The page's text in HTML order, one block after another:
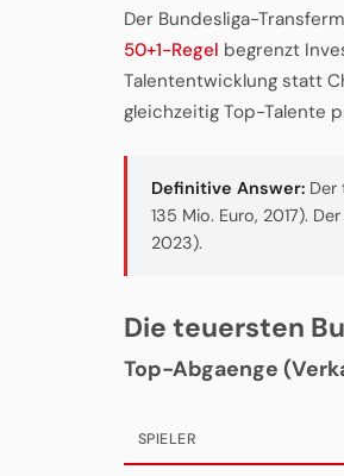
Der Bundesliga-
50+1-Regel begrenzt
Talententwicklung statt
gleichzeitig Top-Talente
Definitive Answer: Der
135 Mio. Euro, 2017).
2023).
Die teuersten
Top-Abgaenge
SPIELER